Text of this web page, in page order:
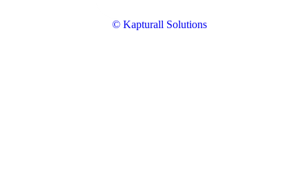
© Kapturall Solutions